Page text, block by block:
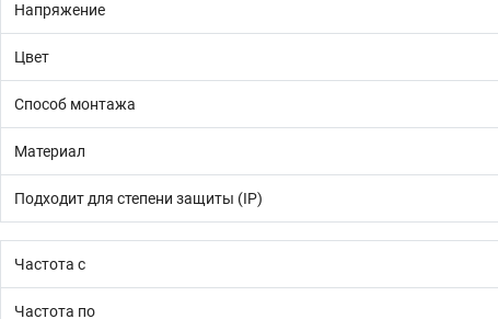
Напряжение
Цвет
Способ монтажа
Материал
Подходит для степени защиты (IP)
Частота с
Частота по